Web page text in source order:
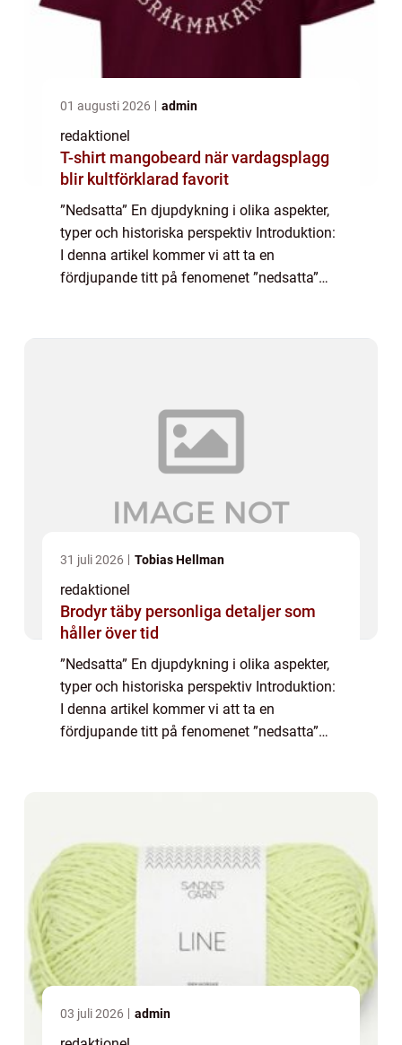
01 augusti 2026 admin
redaktionel
T-shirt mangobeard när vardagsplagg
blir kultförklarad favorit
”Nedsatta” En djupdykning i olika aspekter,
typer och historiska perspektiv Introduktion:
I denna artikel kommer vi att ta en
fördjupande titt på fenomenet ”nedsatta”
31 juli 2026 Tobias Hellman
redaktionel
Brodyr täby personliga detaljer som
håller över tid
”Nedsatta” En djupdykning i olika aspekter,
typer och historiska perspektiv Introduktion:
I denna artikel kommer vi att ta en
fördjupande titt på fenomenet ”nedsatta”
03 juli 2026 admin